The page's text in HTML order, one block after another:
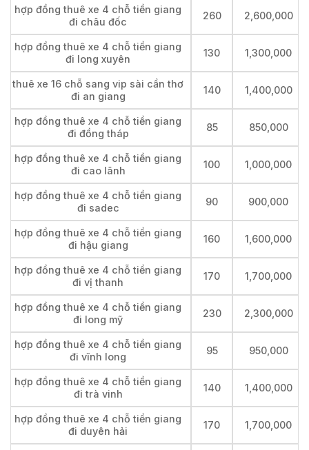
hợp đồng thuê xe 4 chỗ tiền giang
đi châu đốc
260 2,600,000
hợp đồng thuê xe 4 chỗ tiền giang
đi long xuyên
130 1,300,000
thuê xe 16 chỗ sang vip sài cần thơ
đi an giang
140 1,400,000
hợp đồng thuê xe 4 chỗ tiền giang
đi đồng tháp
85 850,000
hợp đồng thuê xe 4 chỗ tiền giang
đi cao lãnh
100 1,000,000
hợp đồng thuê xe 4 chỗ tiền giang
đi sadec
90 900,000
hợp đồng thuê xe 4 chỗ tiền giang
đi hậu giang
160 1,600,000
hợp đồng thuê xe 4 chỗ tiền giang
đi vị thanh
170 1,700,000
hợp đồng thuê xe 4 chỗ tiền giang
đi long mỹ
230 2,300,000
hợp đồng thuê xe 4 chỗ tiền giang
đi vĩnh long
95 950,000
hợp đồng thuê xe 4 chỗ tiền giang
đi trà vinh
140 1,400,000
hợp đồng thuê xe 4 chỗ tiền giang
đi duyên hải
170 1,700,000